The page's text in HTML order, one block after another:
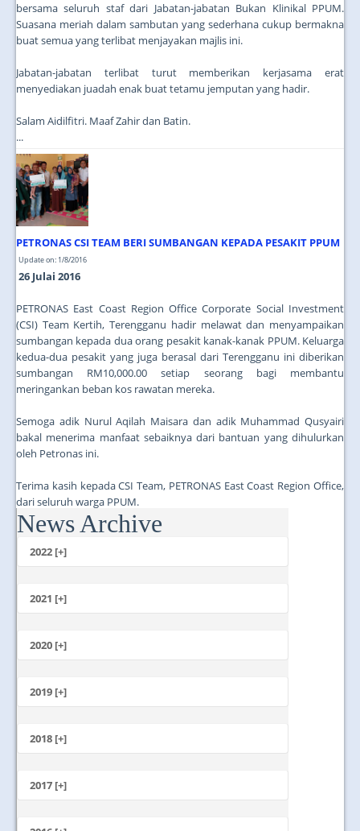
bersama seluruh staf dari Jabatan-jabatan Bukan Klinikal PPUM.
Suasana meriah dalam sambutan yang sederhana cukup bermakna
buat semua yang terlibat menjayakan majlis ini.
Jabatan-jabatan terlibat turut memberikan kerjasama erat
menyediakan juadah enak buat tetamu jemputan yang hadir.
Salam Aidilfitri. Maaf Zahir dan Batin.
...
PETRONAS CSI TEAM BERI SUMBANGAN KEPADA PESAKIT PPUM
Update on: 1/8/2016
26 Julai 2016
PETRONAS East Coast Region Office Corporate Social Investment
(CSI) Team Kertih, Terengganu hadir melawat dan menyampaikan
sumbangan kepada dua orang pesakit kanak-kanak PPUM. Keluarga
kedua-dua pesakit yang juga berasal dari Terengganu ini diberikan
sumbangan RM10,000.00 setiap seorang bagi membantu
meringankan beban kos rawatan mereka.
Semoga adik Nurul Aqilah Maisara dan adik Muhammad Qusyairi
bakal menerima manfaat sebaiknya dari bantuan yang dihulurkan
oleh Petronas ini.
Terima kasih kepada CSI Team, PETRONAS East Coast Region Office,
dari seluruh warga PPUM.
...
News Archive
2022 [+]
2021 [+]
October
July
2020 [+]
January
2019 [+]
November
October
August
July
2018 [+]
November
October
2017 [+]